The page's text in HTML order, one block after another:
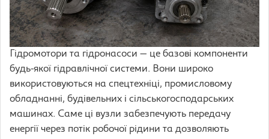
Гідромотори та гідронасоси — це базові компоненти
будь-якої гідравлічної системи. Вони широко
використовуються на спецтехніці, промисловому
обладнанні, будівельних і сільськогосподарських
машинах. Саме ці вузли забезпечують передачу
енергії через потік робочої рідини та дозволяють